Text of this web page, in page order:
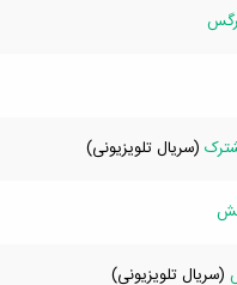
(سریال تلویزیونی)
(سریال تلویزیونی)